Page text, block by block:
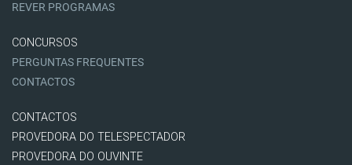
REVER PROGRAMAS
CONCURSOS
PERGUNTAS FREQUENTES
CONTACTOS
CONTACTOS
PROVEDORA DO TELESPECTADOR
PROVEDORA DO OUVINTE